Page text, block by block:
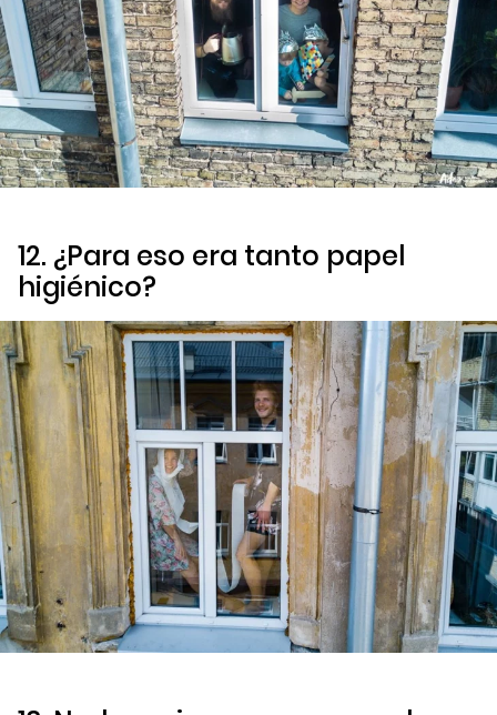
12. ¿Para eso era tanto papel
higiénico?